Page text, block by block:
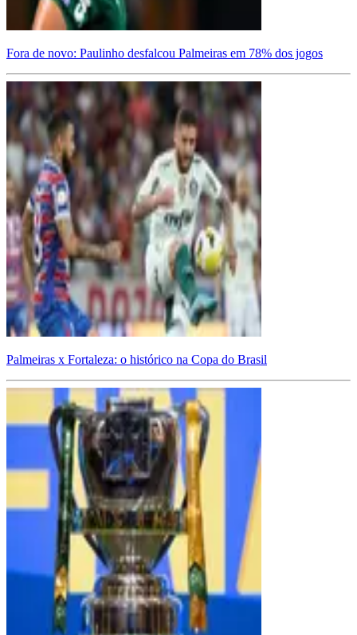
Fora de novo: Paulinho desfalcou Palmeiras em 78% dos jogos
Palmeiras x Fortaleza: o histórico na Copa do Brasil